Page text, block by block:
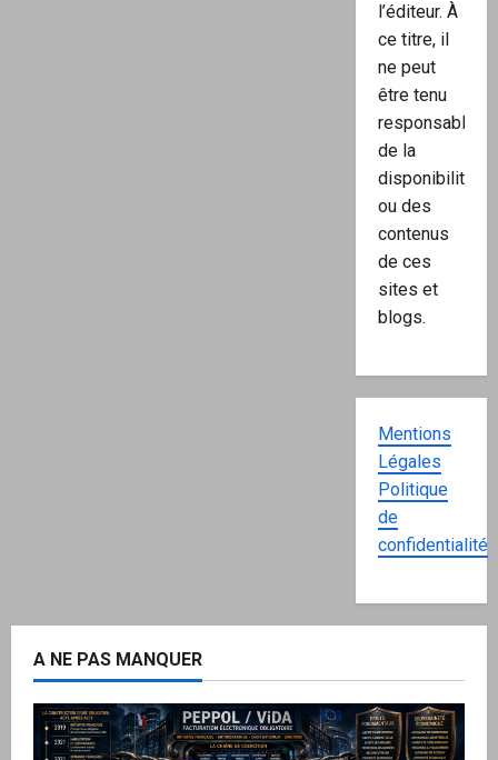
l’éditeur. À
ce titre, il
ne peut
être tenu
responsable
de la
disponibilité
ou des
contenus
de ces
sites et
blogs.
Mentions
Légales
Politique
de
confidentialité
A NE PAS MANQUER